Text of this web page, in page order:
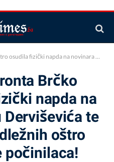
Derviševića te zatražila od nadležnih oštro sankcionisanje počinilaca!
Brčko
napda na
te
oštro
počinilaca!